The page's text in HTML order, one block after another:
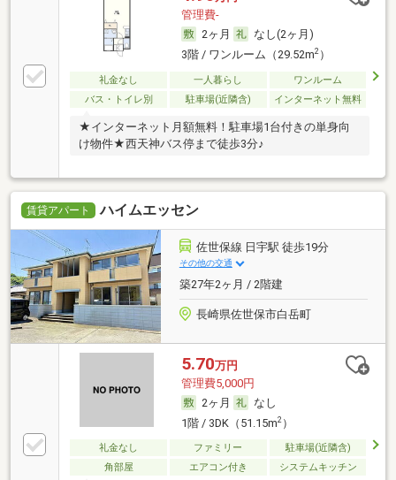
管理費-
2ヶ月
なし(2ヶ月)
3階 / ワンルーム（29.52m2）
礼金なし 一人暮らし
ワンルーム
バス・トイレ別
駐車場(近隣含) インターネット無料
★インターネット月額無料！駐車場1台付きの単身向
け物件★西天神バス停まで徒歩3分♪
賃貸アパート ハイムエッセン
佐世保線 日宇駅 徒歩19分
その他の交通
築27年2ヶ月 / 2階建
長崎県佐世保市白岳町
5.70万円
管理費5,000円
2ヶ月
なし
1階 / 3DK（51.15m2）
礼金なし ファミリー
駐車場(近隣含)
角部屋
エアコン付き システムキッチン